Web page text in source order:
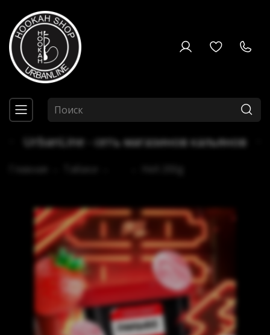
UrbanLine - сеть магазинов кальянов